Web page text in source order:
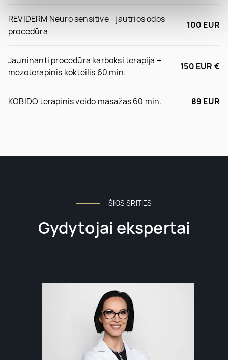
REVIDERM Neuro sensitive - jautrios odos
procedūra
100 EUR
Jauninanti procedūra karboksi terapija +
mezoterapinis kokteilis 60 min.
150 EUR €
KOBIDO terapinis veido masažas 60 min. 89 EUR
ŠIOS SRITIES
Gydytojai ekspertai